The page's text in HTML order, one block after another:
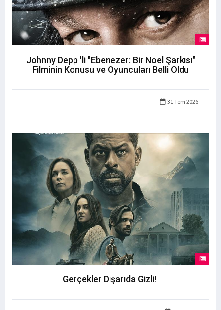
Johnny Depp 'li "Ebenezer: Bir Noel Şarkısı"
Filminin Konusu ve Oyuncuları Belli Oldu
31 Tem 2026
Gerçekler Dışarıda Gizli!